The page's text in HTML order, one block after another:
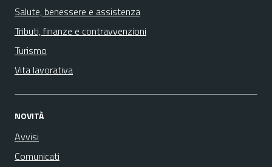
Salute, benessere e assistenza
Tributi, finanze e contravvenzioni
Turismo
Vita lavorativa
NOVITÀ
Avvisi
Comunicati